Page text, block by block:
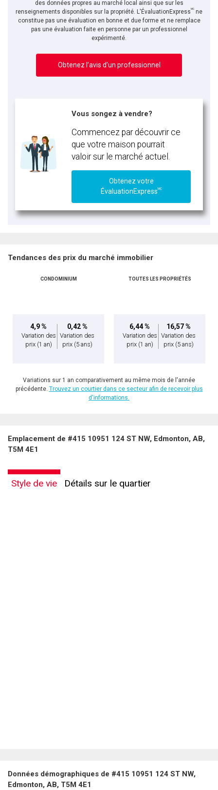
des données propres au marché local ainsi que sur les
renseignements disponibles sur la propriété. L'ÉvaluationExpressMC ne
constitue pas une évaluation en bonne et due forme et ne remplace
pas une évaluation faite en personne par un professionnel
expérimenté.
Obtenez l’avis d’un professionnel
Vous songez à vendre?
Commencez par découvrir ce
que votre maison pourrait
valoir sur le marché actuel.
Obtenez votre
ÉvaluationExpressMC
Tendances des prix du marché immobilier
CONDOMINIUM
4,9 %
Variation des
prix (1 an)
0,42 %
Variation des
prix (5 ans)
TOUTES LES PROPRIÉTÉS
6,44 %
Variation des
prix (1 an)
16,57 %
Variation des
prix (5 ans)
Variations sur 1 an comparativement au même mois de l'année
précédente. Trouvez un courtier dans ce secteur afin de recevoir plus
d'informations.
Emplacement de #415 10951 124 ST NW, Edmonton, AB,
T5M 4E1
Style de vie Détails sur le quartier
Données démographiques de #415 10951 124 ST NW,
Edmonton, AB, T5M 4E1